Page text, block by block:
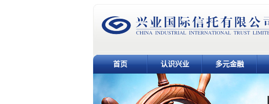
首页 认识兴业 多元金融